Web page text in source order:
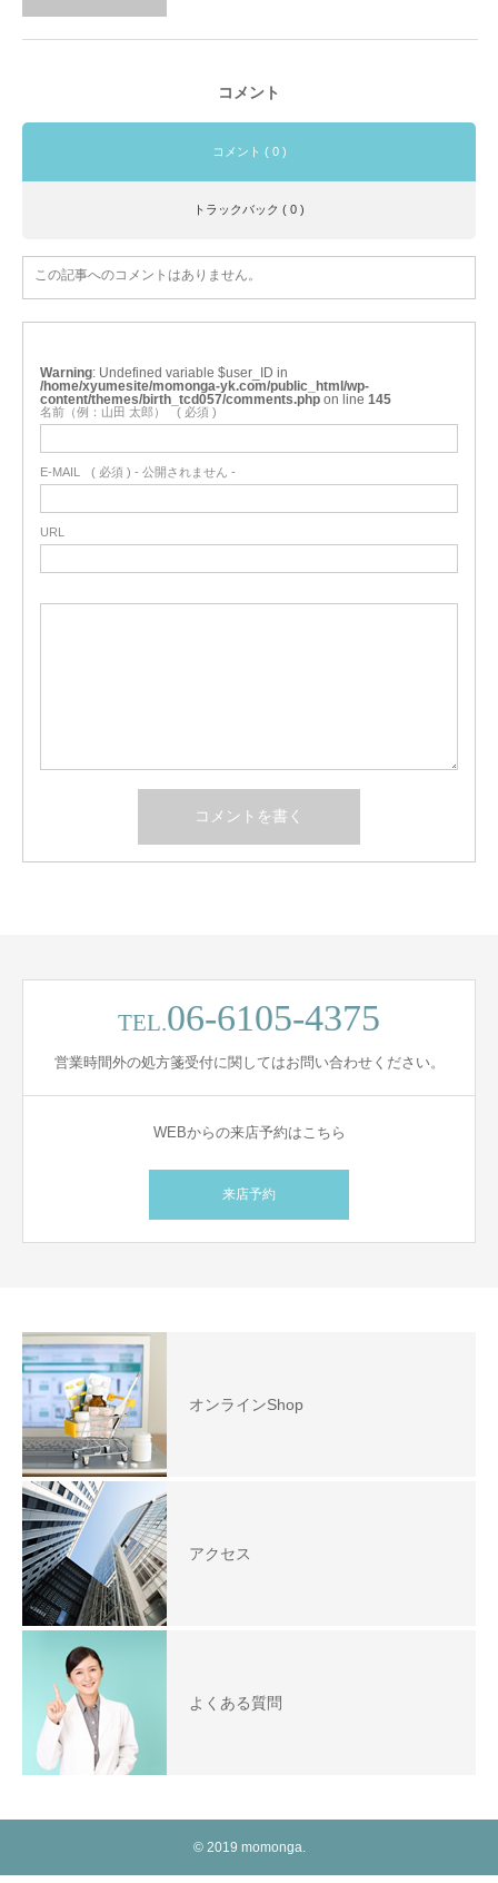
コメント
コメント ( 0 )
トラックバック ( 0 )
この記事へのコメントはありません。
Warning : Undefined variable $user_ID in
/home/xyumesite/momonga-yk.com/public_html/wp-
content/themes/birth_tcd057/comments.php on line 145
名前（例：山田 太郎） ( 必須 )
E-MAIL ( 必須 ) - 公開されません -
URL
TEL.06-6105-4375
営業時間外の処方箋受付に関してはお問い合わせください。
WEBからの来店予約はこちら
来店予約
オンラインShop
アクセス
よくある質問
© 2019 momonga.